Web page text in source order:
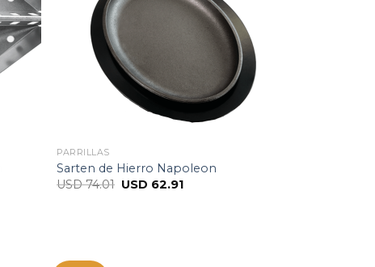
PARRILLAS
Sarten de Hierro Napoleon
USD74.01 USD 62.91